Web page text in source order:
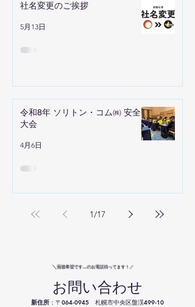
社名変更のご挨拶
5月13日
令和8年 ソリトン・コム㈱ 安全
大会
4月6日
1/17
​＼面接希望です…のお電話待ってます！／
お問い合わせ
新住所 ：〒064-0945 札幌市中央区盤渓499-10